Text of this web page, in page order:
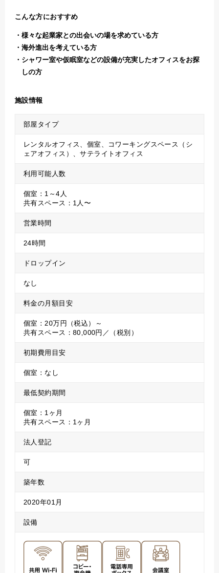
こんな方におすすめ
様々な起業家との出会いの場を求めている方
海外進出を考えている方
シャワー室や仮眠室などの設備が充実したオフィスをお探
しの方
施設情報
部屋タイプ
レンタルオフィス、個室、コワーキングスペース（シ
ェアオフィス）、サテライトオフィス
利用可能人数
個室：1～4人
共有スペース：1人〜
営業時間
24時間
ドロップイン
なし
料金の月額目安
個室：20万円（税込）～
共有スペース：80,000円／（税別）
初期費用目安
個室：なし
最低契約期間
個室：1ヶ月
共有スペース：1ヶ月
法人登記
可
築年数
2020年01月
設備